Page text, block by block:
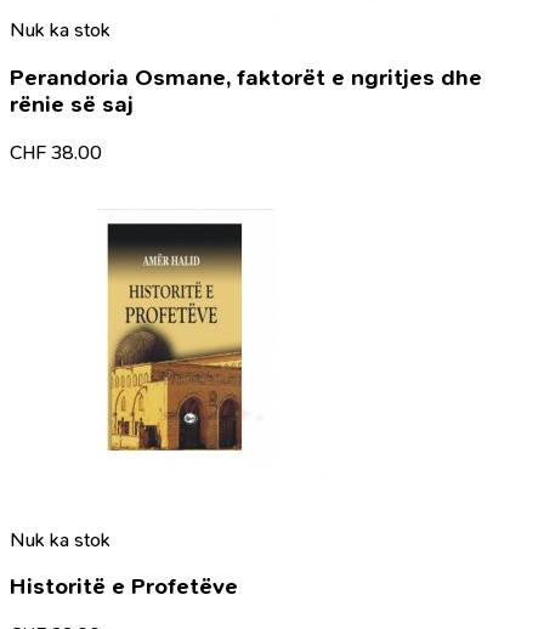
Nuk ka stok
Perandoria Osmane, faktorët e ngritjes dhe
rënie së saj
CHF 38.00
Nuk ka stok
Historitë e Profetëve